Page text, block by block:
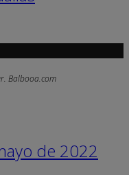
Balbooa.com
de 2022